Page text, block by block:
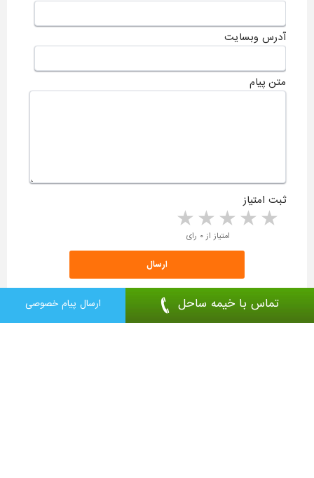
تماس با خیمه ساحل ارسال پیام خصوصی
آدرس وبسایت
متن پیام
ثبت امتیاز
4 stars 3 stars 2 stars 1 star امتیاز از ۰ رای